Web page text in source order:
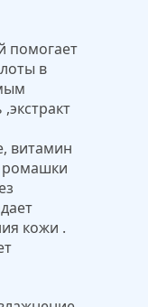
помогает
в
витамин
ромашки
кожи .